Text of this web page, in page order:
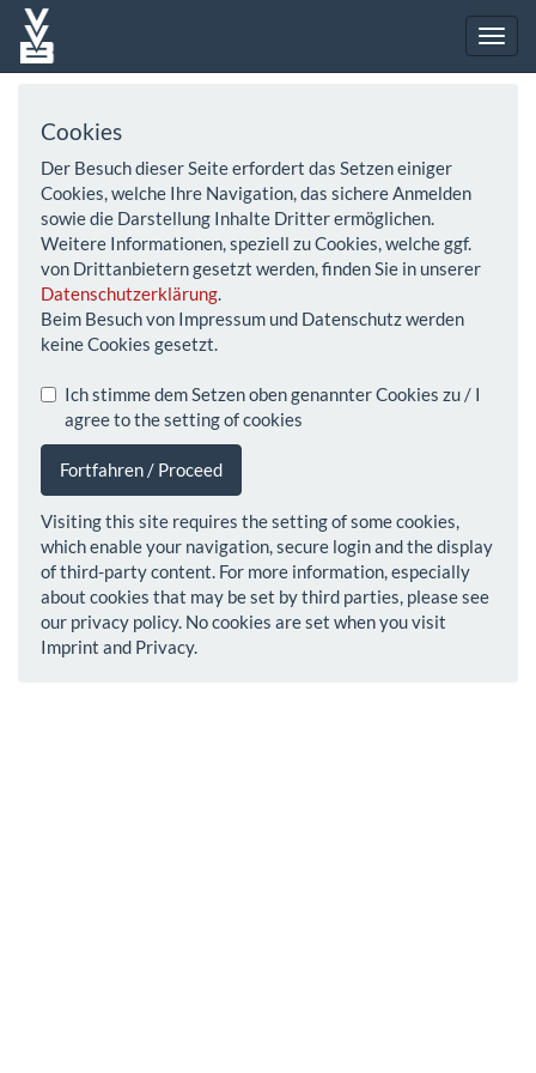
Cookies
Der Besuch dieser Seite erfordert das Setzen einiger
Cookies, welche Ihre Navigation, das sichere Anmelden
sowie die Darstellung Inhalte Dritter ermöglichen.
Weitere Informationen, speziell zu Cookies, welche ggf.
von Drittanbietern gesetzt werden, finden Sie in unserer
Datenschutzerklärung.
Beim Besuch von Impressum und Datenschutz werden
keine Cookies gesetzt.
Ich stimme dem Setzen oben genannter Cookies zu / I
agree to the setting of cookies
Fortfahren / Proceed
Visiting this site requires the setting of some cookies,
which enable your navigation, secure login and the display
of third-party content. For more information, especially
about cookies that may be set by third parties, please see
our privacy policy. No cookies are set when you visit
Imprint and Privacy.